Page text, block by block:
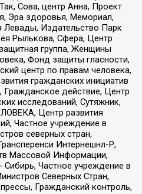
Сова, центр Анна, Проект
Эра здоровья, Мемориал,
Левады, Издательство Парк
Рылькова, Сфера, Центр
группа, Женщины
Фонд защиты гласности,
центр по правам человека,
гражданских инициатив
Гражданское действие, Центр
исследований, Сутяжник,
Центр развития
Частное учреждение в
северных стран,
Интернешнл-Р,
Массовой Информации,
Сибирь, Частное учреждение в
Северных Стран,
Гражданский контроль,